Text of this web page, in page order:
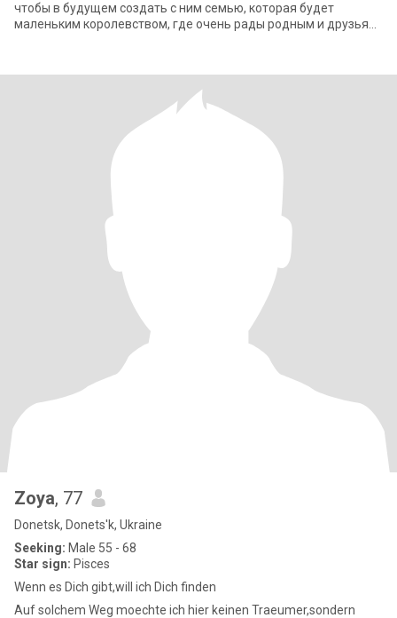
чтобы в будущем создать с ним семью, которая будет
маленьким королевством, где очень рады родным и друзьям,
Zoya, 77
Donetsk, Donets'k, Ukraine
Seeking: Male 55 - 68
Star sign: Pisces
Wenn es Dich gibt,will ich Dich finden
Auf solchem Weg moechte ich hier keinen Traeumer,sondern